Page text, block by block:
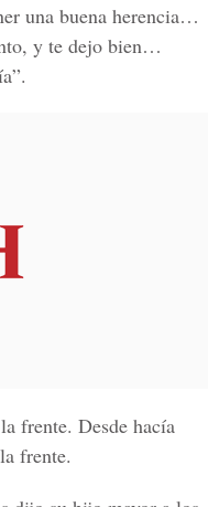
una buena herencia…
y te dejo bien…
frente. Desde hacía
frente.